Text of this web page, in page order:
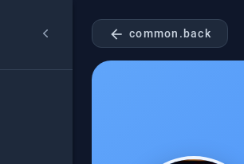
arrow_back common.back